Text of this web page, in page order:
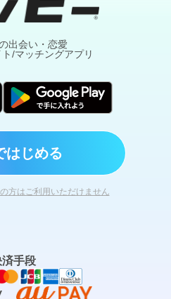
出会い・恋愛
/マッチングアプリ
はじめる
方はご利用いただけません
済手段